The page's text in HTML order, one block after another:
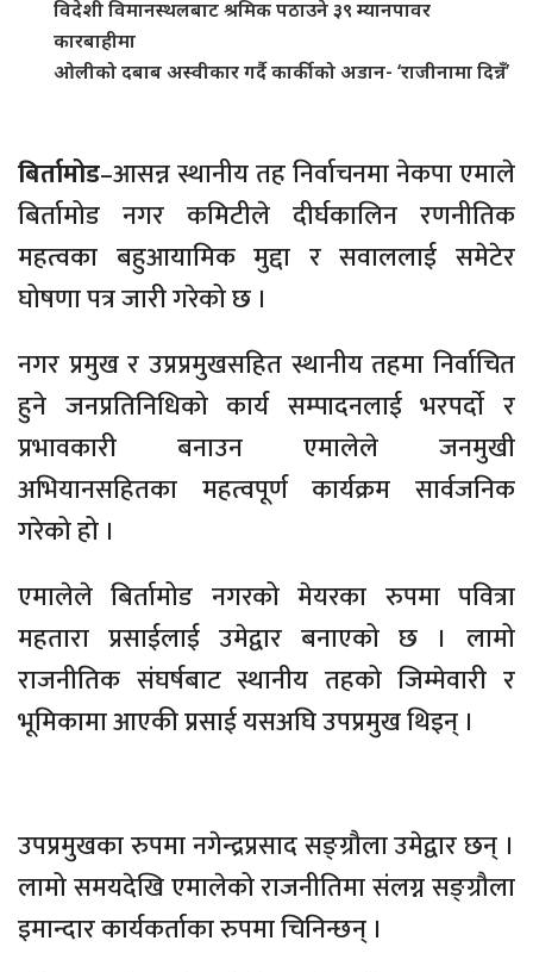
विदेशी विमानस्थलबाट श्रमिक पठाउने ३९ म्यानपावर
कारबाहीमा
ओलीको दबाब अस्वीकार गर्दै कार्कीको अडान- ‘राजीनामा दिन्नँ’
बिर्तामोड–आसन्न स्थानीय तह निर्वाचनमा नेकपा एमाले
बिर्तामोड नगर कमिटीले दीर्घकालिन रणनीतिक
महत्वका बहुआयामिक मुद्दा र सवाललाई समेटेर
घोषणा पत्र जारी गरेको छ ।
नगर प्रमुख र उप्रप्रमुखसहित स्थानीय तहमा निर्वाचित
हुने जनप्रतिनिधिको कार्य सम्पादनलाई भरपर्दाे र
प्रभावकारी बनाउन एमालेले जनमुखी
अभियानसहितका महत्वपूर्ण कार्यक्रम सार्वजनिक
गरेको हो ।
एमालेले बिर्तामोड नगरको मेयरका रुपमा पवित्रा
महतारा प्रसाईलाई उमेद्वार बनाएको छ । लामो
राजनीतिक संघर्षबाट स्थानीय तहको जिम्मेवारी र
भूमिकामा आएकी प्रसाई यसअघि उपप्रमुख थिइन् ।
उपप्रमुखका रुपमा नगेन्द्रप्रसाद सङ्ग्रौला उमेद्वार छन् ।
लामो समयदेखि एमालेको राजनीतिमा संलग्न सङ्ग्रौला
इमान्दार कार्यकर्ताका रुपमा चिनिन्छन् ।